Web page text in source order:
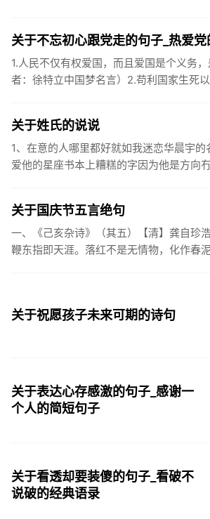
关于不忘初心跟党走的句子_热爱
1.人民不仅有权爱国，而且爱国是个义务
者：徐特立中国梦名言）2.苟利国家生死
关于姓氏的说说
1、在意的人哪里都好就如我迷恋华晨宇
爱他的星座书本上糟糕的字因为他是方向
关于国庆节五言绝句
一、《己亥杂诗》（其五）【清】龚自珍
鞭东指即天涯。落红不是无情物，化作春
关于祝愿孩子未来可期的诗句
关于表达心存感激的句子_感谢一
个人的简短句子
关于看透却要装傻的句子_看破不
说破的经典语录